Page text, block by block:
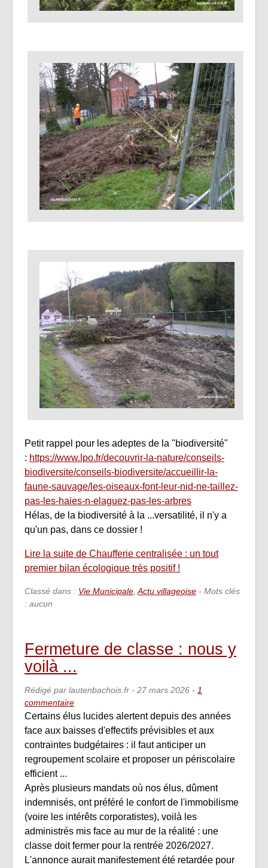
Petit rappel pour les adeptes de la "biodiversité"
: https://www.lpo.fr/decouvrir-la-nature/conseils-
biodiversite/conseils-biodiversite/accueillir-la-
faune-sauvage/les-oiseaux-font-leur-nid-ne-taillez-
pas-les-haies-n-elaguez-pas-les-arbres
Hélas, de la biodiversité à la ...versatilité, il n'y a
qu'un pas, dans ce dossier !
Lire la suite de Chaufferie centralisée : un tout
premier bilan écologique très positif !
Classé dans : Vie Municipale,Actu villageoise - Mots clés
: aucun
Fermeture de classe : nous y
voilà ...
Rédigé par lautenbachois.fr - 27 mars 2026 - 1
commentaire
Certains élus lucides alertent depuis des années
face aux baisses d'effectifs prévisibles et aux
contraintes budgétaires : il faut anticiper un
regroupement scolaire et proposer un périscolaire
efficient ...
Après plusieurs mandats où nos élus, dûment
indemnisés, ont préféré le confort de l'immobilisme
(voire les intérêts corporatistes), voilà les
administrés mis face au mur de la réalité : une
classe doit fermer pour la rentrée 2026/2027.
L'annonce aurait manifestement été retardée pour